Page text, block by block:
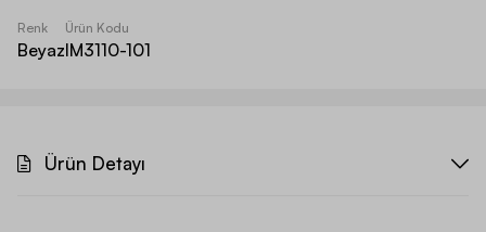
Renk
Beyaz
Ürün Kodu
IM3110-101
Ürün Detayı